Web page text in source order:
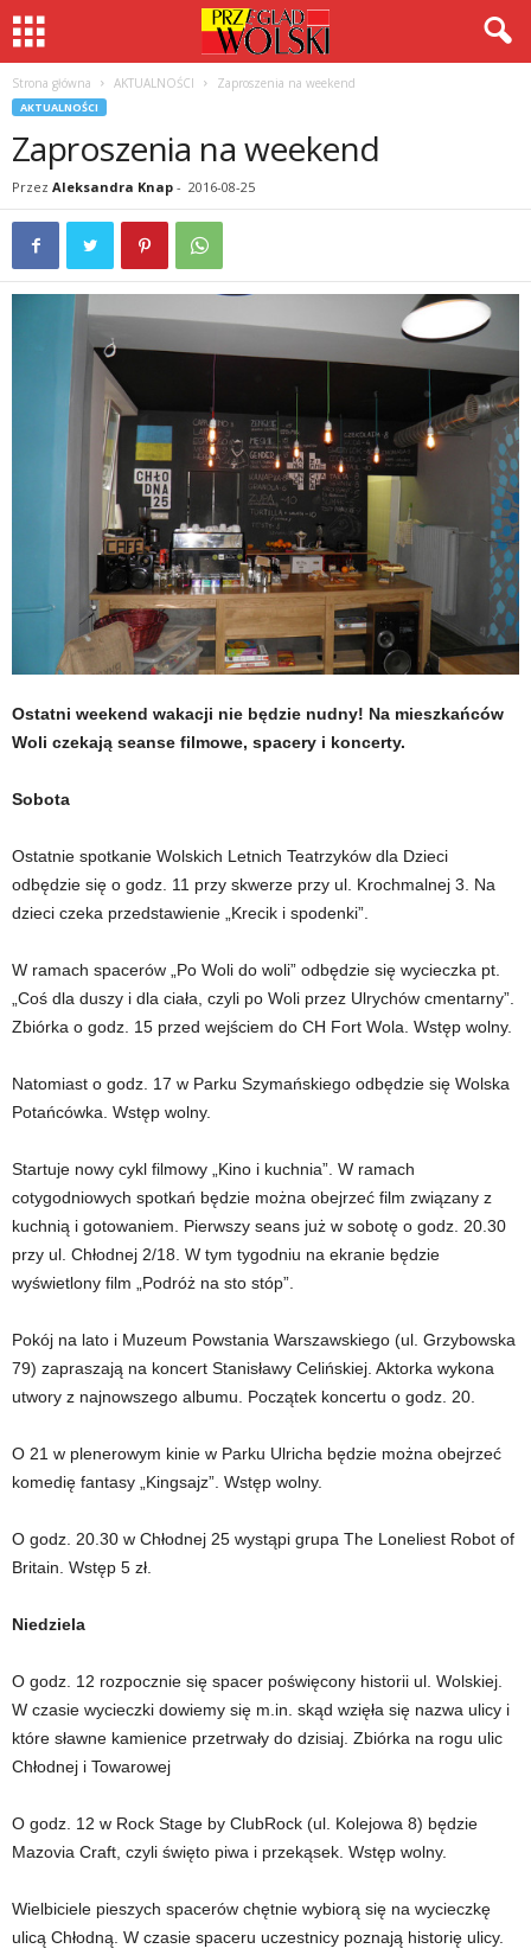
Strona główna AKTUALNOŚCI Zaproszenia na weekend
AKTUALNOŚCI
Zaproszenia na weekend
Przez Aleksandra Knap - 2016-08-25
Ostatni weekend wakacji nie będzie nudny! Na mieszkańców
Woli czekają seanse filmowe, spacery i koncerty.
Sobota
Ostatnie spotkanie Wolskich Letnich Teatrzyków dla Dzieci
odbędzie się o godz. 11 przy skwerze przy ul. Krochmalnej 3. Na
dzieci czeka przedstawienie „Krecik i spodenki”.
W ramach spacerów „Po Woli do woli” odbędzie się wycieczka pt.
„Coś dla duszy i dla ciała, czyli po Woli przez Ulrychów cmentarny”.
Zbiórka o godz. 15 przed wejściem do CH Fort Wola. Wstęp wolny.
Natomiast o godz. 17 w Parku Szymańskiego odbędzie się Wolska
Potańcówka. Wstęp wolny.
Startuje nowy cykl filmowy „Kino i kuchnia”. W ramach
cotygodniowych spotkań będzie można obejrzeć film związany z
kuchnią i gotowaniem. Pierwszy seans już w sobotę o godz. 20.30
przy ul. Chłodnej 2/18. W tym tygodniu na ekranie będzie
wyświetlony film „Podróż na sto stóp”.
Pokój na lato i Muzeum Powstania Warszawskiego (ul. Grzybowska
79) zapraszają na koncert Stanisławy Celińskiej. Aktorka wykona
utwory z najnowszego albumu. Początek koncertu o godz. 20.
O 21 w plenerowym kinie w Parku Ulricha będzie można obejrzeć
komedię fantasy „Kingsajz”. Wstęp wolny.
O godz. 20.30 w Chłodnej 25 wystąpi grupa The Loneliest Robot of
Britain. Wstęp 5 zł.
Niedziela
O godz. 12 rozpocznie się spacer poświęcony historii ul. Wolskiej.
W czasie wycieczki dowiemy się m.in. skąd wzięła się nazwa ulicy i
które sławne kamienice przetrwały do dzisiaj. Zbiórka na rogu ulic
Chłodnej i Towarowej
O godz. 12 w Rock Stage by ClubRock (ul. Kolejowa 8) będzie
Mazovia Craft, czyli święto piwa i przekąsek. Wstęp wolny.
Wielbiciele pieszych spacerów chętnie wybiorą się na wycieczkę
ulicą Chłodną. W czasie spaceru uczestnicy poznają historię ulicy.